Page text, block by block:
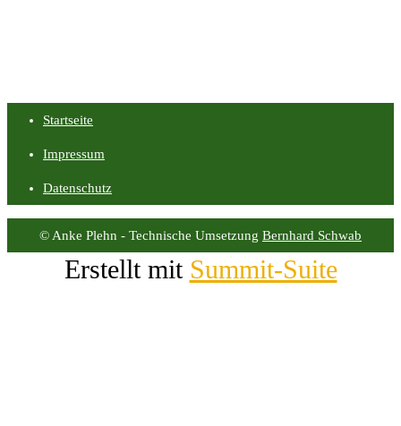
Startseite
Impressum
Datenschutz
© Anke Plehn - Technische Umsetzung Bernhard Schwab
Erstellt mit Summit-Suite